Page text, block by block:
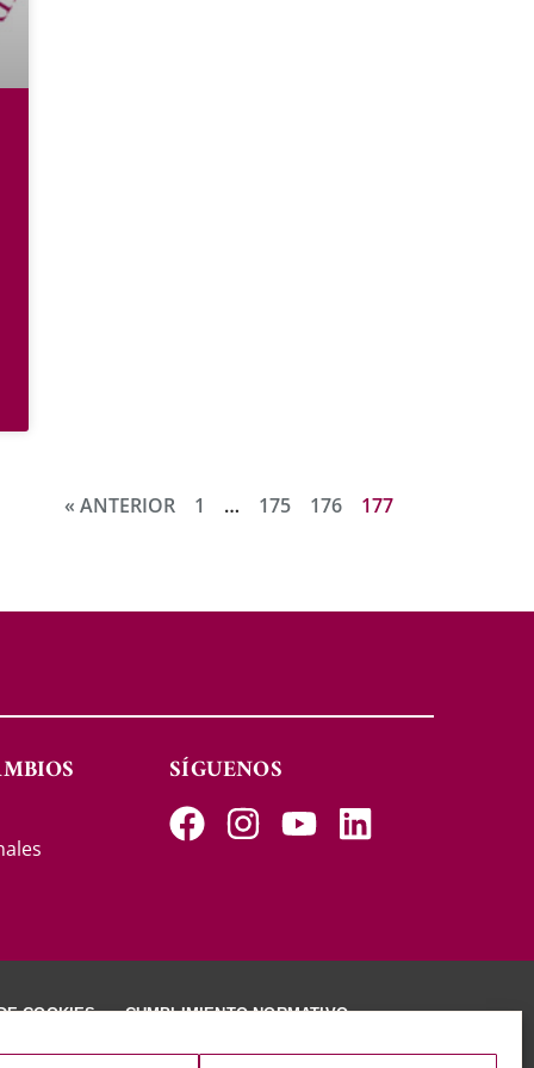
« ANTERIOR 1 … 175 176 177
SÍGUENOS
COOKIES CUMPLIMIENTO NORMATIVO